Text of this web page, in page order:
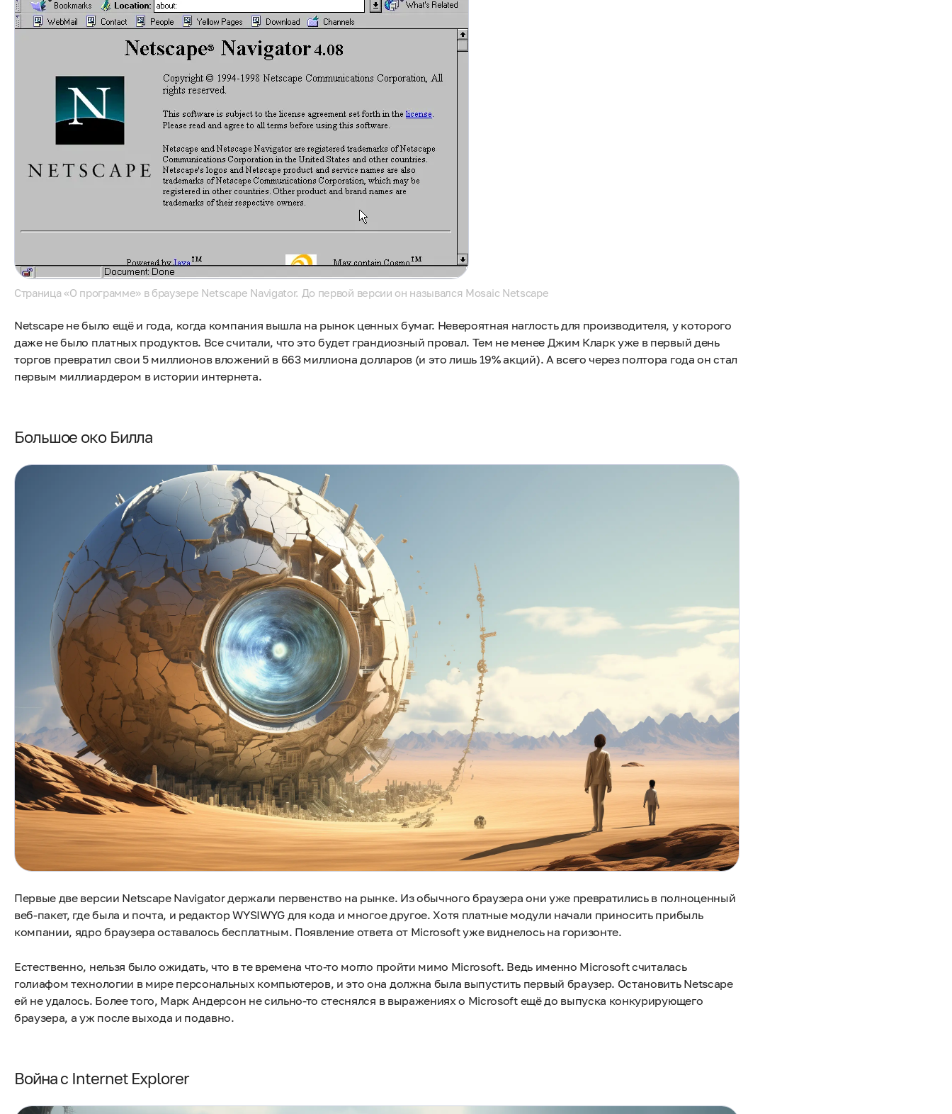
Страница «О программе» в браузере Netscape Navigator. До первой версии он назывался Mosaic Netscape
Netscape не было ещё и года, когда компания вышла на рынок ценных бумаг. Невероятная наглость для производителя, у которого
даже не было платных продуктов. Все считали, что это будет грандиозный провал. Тем не менее Джим Кларк уже в первый день
торгов превратил свои 5 миллионов вложений в 663 миллиона долларов (и это лишь 19% акций). А всего через полтора года он стал
первым миллиардером в истории интернета.
Большое око Билла
Первые две версии Netscape Navigator держали первенство на рынке. Из обычного браузера они уже превратились в полноценный
веб-пакет, где была и почта, и редактор WYSIWYG для кода и многое другое. Хотя платные модули начали приносить прибыль
компании, ядро браузера оставалось бесплатным. Появление ответа от Microsoft уже виднелось на горизонте.
Естественно, нельзя было ожидать, что в те времена что-то могло пройти мимо Microsoft. Ведь именно Microsoft считалась
голиафом технологии в мире персональных компьютеров, и это она должна была выпустить первый браузер. Остановить Netscape
ей не удалось. Более того, Марк Андерсон не сильно-то стеснялся в выражениях о Microsoft ещё до выпуска конкурирующего
браузера, а уж после выхода и подавно.
Война с Internet Explorer